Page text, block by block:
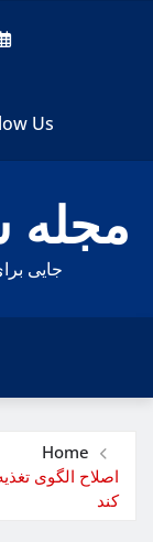
Us
مجله
جایی
Home
اصلاح الگوی
کند